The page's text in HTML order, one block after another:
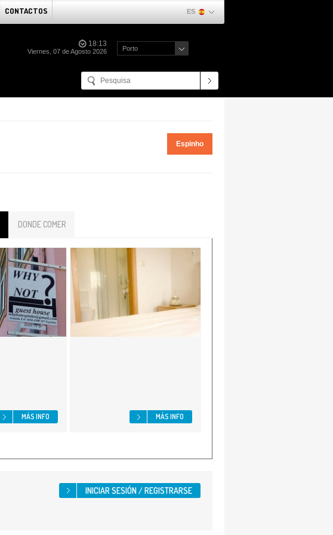
CONTACTOS ES
18:13
Viernes, 07 de Agosto 2026 Porto
Espinho
DONDE COMER
MÁS INFO MÁS INFO